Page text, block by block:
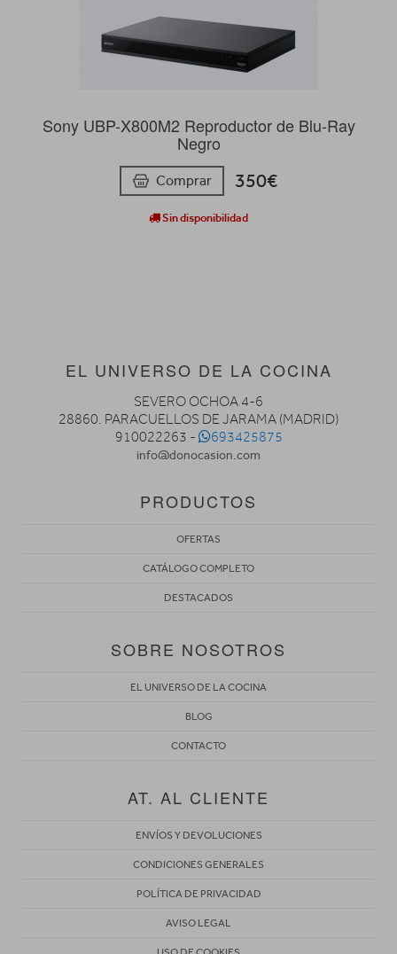
Sony UBP-X800M2 Reproductor de Blu-Ray
Negro
Comprar 350€
Sin disponibilidad
EL UNIVERSO DE LA COCINA
SEVERO OCHOA 4-6
28860. PARACUELLOS DE JARAMA (MADRID)
910022263 -
693425875
info@donocasion.com
PRODUCTOS
OFERTAS
CATÁLOGO COMPLETO
DESTACADOS
SOBRE NOSOTROS
EL UNIVERSO DE LA COCINA
BLOG
CONTACTO
AT. AL CLIENTE
ENVÍOS Y DEVOLUCIONES
CONDICIONES GENERALES
POLÍTICA DE PRIVACIDAD
AVISO LEGAL